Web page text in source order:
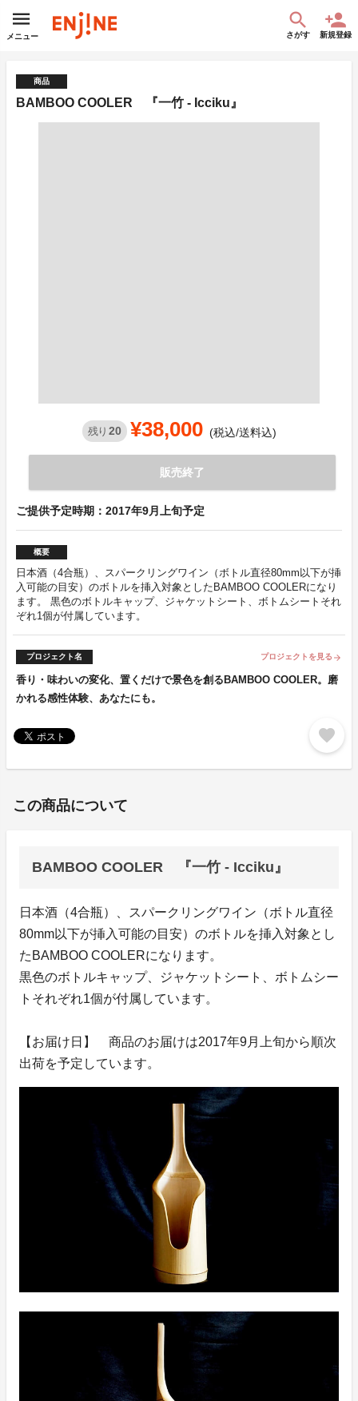
メニュー さがす 新規登録
商品
BAMBOO COOLER 『一竹 - Icciku』
残り 20 ¥38,000 (税込/送料込)
販売終了
ご提供予定時期：2017年9月上旬予定
概要
日本酒（4合瓶）、スパークリングワイン（ボトル直径80mm以下が挿
入可能の目安）のボトルを挿入対象としたBAMBOO COOLERになり
ます。 黒色のボトルキャップ、ジャケットシート、ボトムシートそれ
ぞれ1個が付属しています。
プロジェクト名 プロジェクトを見る arrow_forward
香り・味わいの変化、置くだけで景色を創るBAMBOO COOLER。磨
かれる感性体験、あなたにも。
favorite
この商品について
BAMBOO COOLER 『一竹 - Icciku』
日本酒（4合瓶）、スパークリングワイン（ボトル直径
80mm以下が挿入可能の目安）のボトルを挿入対象とし
たBAMBOO COOLERになります。
黒色のボトルキャップ、ジャケットシート、ボトムシー
トそれぞれ1個が付属しています。
【お届け日】 商品のお届けは2017年9月上旬から順次
出荷を予定しています。